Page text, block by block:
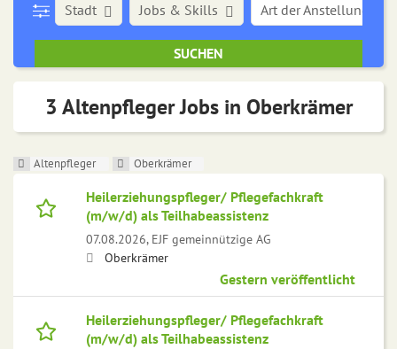
Stadt Art der Anstellung
Jobs & Skills
3 Altenpfleger Jobs in Oberkrämer
Altenpfleger Oberkrämer
Heilerziehungspfleger/ Pflegefachkraft
(m/w/d) als Teilhabeassistenz
07.08.2026, EJF gemeinnützige AG
Oberkrämer
Gestern veröffentlicht
Heilerziehungspfleger/ Pflegefachkraft
(m/w/d) als Teilhabeassistenz